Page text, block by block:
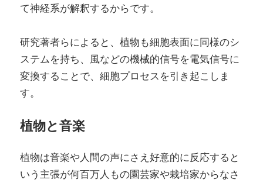
て神経系が解釈するからです。
研究著者らによると、植物も細胞表面に同様のシ
ステムを持ち、風などの機械的信号を電気信号に
変換することで、細胞プロセスを引き起こしま
す。
植物と音楽
植物は音楽や人間の声にさえ好意的に反応すると
いう主張が何百万人もの園芸家や栽培家からなさ